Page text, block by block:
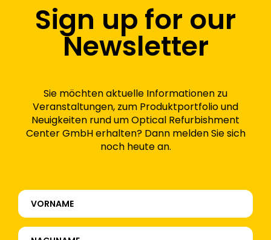
Sign up for our
Newsletter
Sie möchten aktuelle Informationen zu
Veranstaltungen, zum Produktportfolio und
Neuigkeiten rund um Optical Refurbishment
Center GmbH erhalten? Dann melden Sie sich
noch heute an.